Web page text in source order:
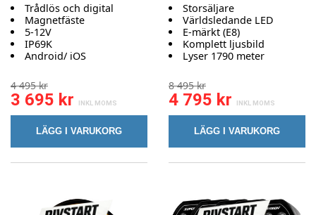
Trådlös och digital
Magnetfäste
5-12V
IP69K
Android/ iOS
4 495 kr
3 695 kr
LÄGG I VARUKORG
Storsäljare
Världsledande LED
E-märkt (E8)
Komplett ljusbild
Lyser 1790 meter
8 495 kr
4 795 kr
LÄGG I VARUKORG